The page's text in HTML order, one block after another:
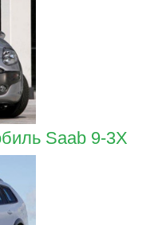
Saab 9-3X